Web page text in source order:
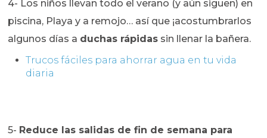
4- Los niños llevan todo el verano (y aún siguen) en
piscina, Playa y a remojo… así que ¡acostumbrarlos
algunos días a duchas rápidas sin llenar la bañera.
Trucos fáciles para ahorrar agua en tu vida
diaria
5- Reduce las salidas de fin de semana para